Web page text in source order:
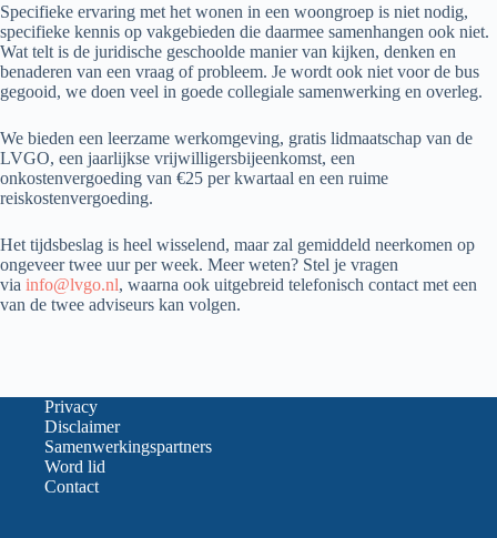
Specifieke ervaring met het wonen in een woongroep is niet nodig,
specifieke kennis op vakgebieden die daarmee samenhangen ook niet.
Wat telt is de juridische geschoolde manier van kijken, denken en
benaderen van een vraag of probleem. Je wordt ook niet voor de bus
gegooid, we doen veel in goede collegiale samenwerking en overleg.
We bieden een leerzame werkomgeving, gratis lidmaatschap van de
LVGO, een jaarlijkse vrijwilligersbijeenkomst, een
onkostenvergoeding van €25 per kwartaal en een ruime
reiskostenvergoeding.
Het tijdsbeslag is heel wisselend, maar zal gemiddeld neerkomen op
ongeveer twee uur per week. Meer weten? Stel je vragen
via info@lvgo.nl, waarna ook uitgebreid telefonisch contact met een
van de twee adviseurs kan volgen.
Privacy
Disclaimer
Samenwerkingspartners
Word lid
Contact